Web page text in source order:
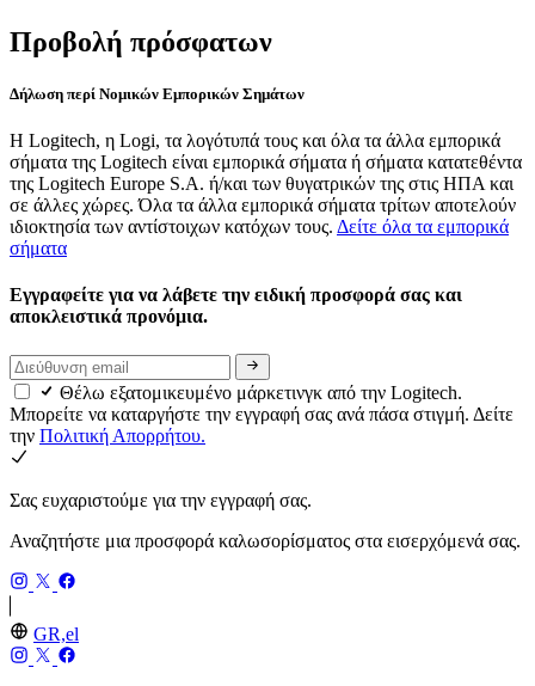
Προβολή πρόσφατων
Δήλωση περί Νομικών Εμπορικών Σημάτων
Η Logitech, η Logi, τα λογότυπά τους και όλα τα άλλα εμπορικά
σήματα της Logitech είναι εμπορικά σήματα ή σήματα κατατεθέντα
της Logitech Europe S.A. ή/και των θυγατρικών της στις ΗΠΑ και
σε άλλες χώρες. Όλα τα άλλα εμπορικά σήματα τρίτων αποτελούν
ιδιοκτησία των αντίστοιχων κατόχων τους. Δείτε όλα τα εμπορικά
σήματα
Εγγραφείτε για να λάβετε την ειδική προσφορά σας και
αποκλειστικά προνόμια.
Θέλω εξατομικευμένο μάρκετινγκ από την Logitech.
Μπορείτε να καταργήστε την εγγραφή σας ανά πάσα στιγμή. Δείτε
την Πολιτική Απορρήτου.
Σας ευχαριστούμε για την εγγραφή σας.
Αναζητήστε μια προσφορά καλωσορίσματος στα εισερχόμενά σας.
GR,el